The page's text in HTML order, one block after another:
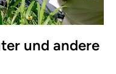
und andere